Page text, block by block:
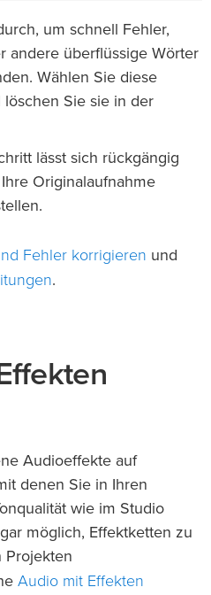
um schnell Fehler,
andere überflüssige Wörter
Wählen Sie diese
löschen Sie sie in der
lässt sich rückgängig
Originalaufnahme
Fehler korrigieren und
.
Audioeffekte auf
denen Sie in Ihren
wie im Studio
möglich, Effektketten zu
Projekten
Audio mit Effekten